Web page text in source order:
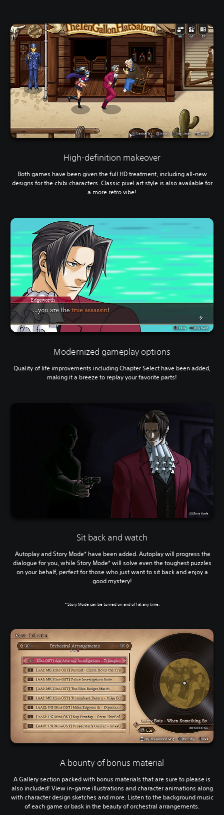
High-definition makeover
Both games have been given the full HD treatment, including all-new
designs for the chibi characters. Classic pixel art style is also available for
a more retro vibe!
Modernized gameplay options
Quality of life improvements including Chapter Select have been added,
making it a breeze to replay your favorite parts!
Sit back and watch
Autoplay and Story Mode* have been added. Autoplay will progress the
dialogue for you, while Story Mode* will solve even the toughest puzzles
on your behalf, perfect for those who just want to sit back and enjoy a
good mystery!
* Story Mode can be turned on and off at any time.
A bounty of bonus material
A Gallery section packed with bonus materials that are sure to please is
also included! View in-game illustrations and character animations along
with character design sketches and more. Listen to the background music
of each game or bask in the beauty of orchestral arrangements.